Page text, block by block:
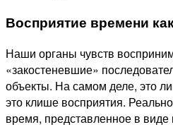
Восприятие времени
Наши органы чувств
«закостеневшие»
объекты. На самом деле, это
это клише восприятия.
время, представленное в виде